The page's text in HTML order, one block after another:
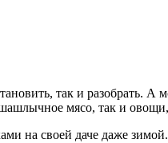
так и разобрать. А
мясо, так и
на своей даче даже зимой.